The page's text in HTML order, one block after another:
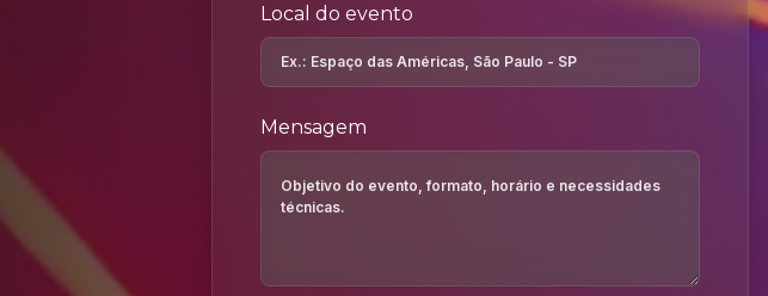
Local do evento
Mensagem